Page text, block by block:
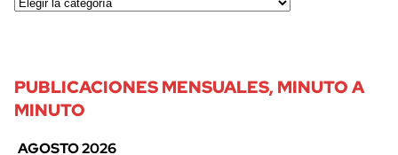
PUBLICACIONES MENSUALES, MINUTO A
MINUTO
AGOSTO 2026